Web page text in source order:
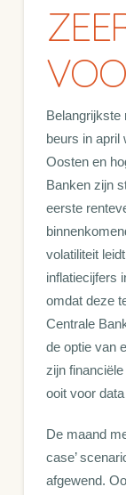
Belangrijkste
beurs in april
Oosten en
Banken zijn
eerste
volatiliteit
inflatiecijfers
omdat deze
Centrale
de optie van
zijn
ooit voor
De maand
case’
afgewend.